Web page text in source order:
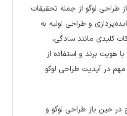
لوگو از جمله تحقیقات
و طراحی اولیه به
کلیدی مانند سادگی،
هویت برند و استفاده از
در آپدیت طراحی لوگو
حین باز طراحی لوگو و